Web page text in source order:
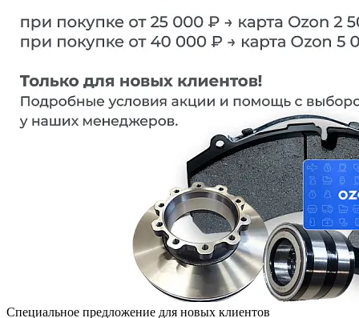
Специальное предложение для новых клиентов